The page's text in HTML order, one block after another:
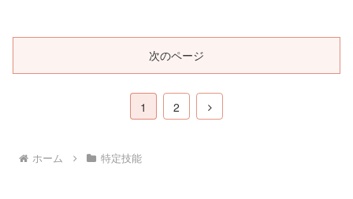
次のページ
1 2
次
ホーム 特定技能